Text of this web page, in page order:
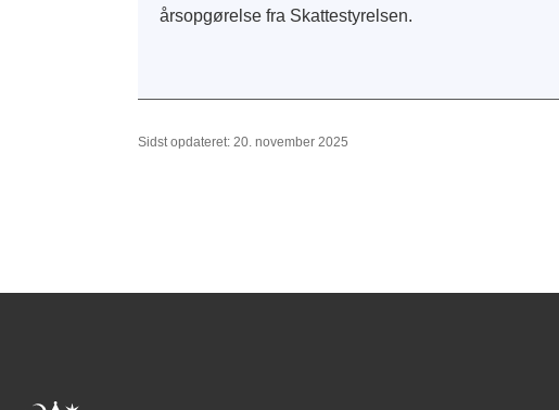
årsopgørelse fra Skattestyrelsen.
Sidst opdateret: 20. november 2025